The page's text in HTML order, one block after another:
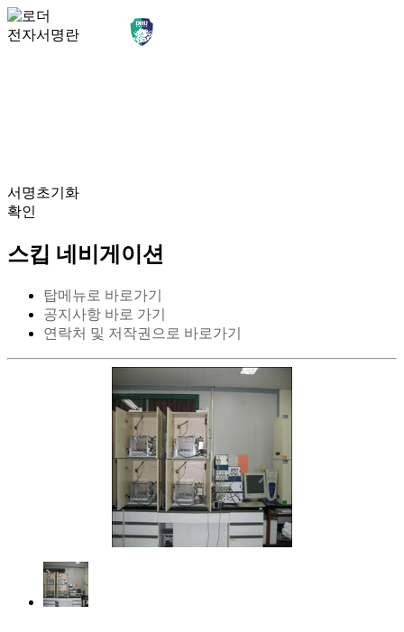
전자서명란
서명초기화
확인
스킵 네비게이션
탑메뉴로 바로가기
공지사항 바로 가기
연락처 및 저작권으로 바로가기